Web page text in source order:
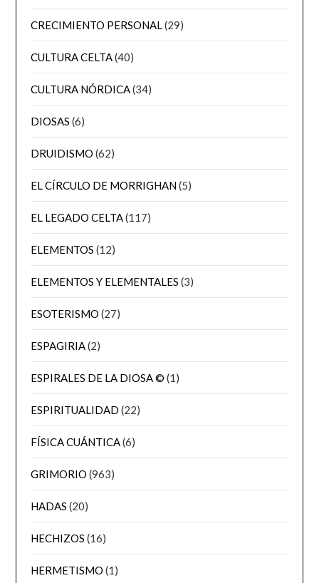
CRECIMIENTO PERSONAL(29)
CULTURA CELTA(40)
CULTURA NÓRDICA(34)
DIOSAS (6)
DRUIDISMO (62)
EL CÍRCULO DE MORRIGHAN(5)
EL LEGADO CELTA(117)
ELEMENTOS (12)
ELEMENTOS Y ELEMENTALES (3)
ESOTERISMO (27)
ESPAGIRIA(2)
ESPIRALES DE LA DIOSA © (1)
ESPIRITUALIDAD (22)
FÍSICA CUÁNTICA(6)
GRIMORIO (963)
HADAS (20)
HECHIZOS (16)
HERMETISMO (1)